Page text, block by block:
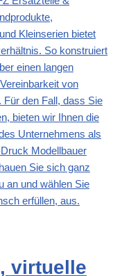
Kleinserien bietet
So konstruiert
einen langen
von
den Fall, dass Sie
bieten wir Ihnen die
Unternehmens als
Modellbauer
Sie sich ganz
an und wählen Sie
erfüllen, aus.
virtuelle